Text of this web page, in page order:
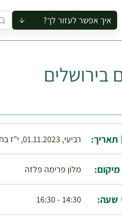
איך אפשר לעזור לך?
להזמין סיור לקבוצה
להירשם לקורס
לתאם ביקור בצריף
בירושלים
תאריך: רביעי, 01.11.2023, י"ז בחשוון
מיקום: מלון פרימה פלזה
שעה: 14:30 - 16:30